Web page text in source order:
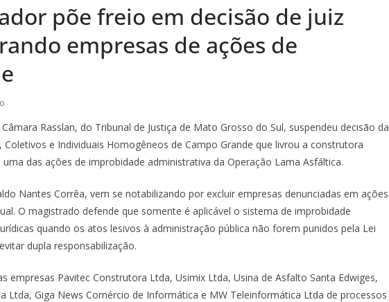
põe freio em decisão de juiz
empresas de ações de
Rasslan, do Tribunal de Justiça de Mato Grosso do Sul, suspendeu decisão da
Coletivos e Individuais Homogêneos de Campo Grande que livrou a construtora
uma das ações de improbidade administrativa da Operação Lama Asfáltica.
Nantes Corrêa, vem se notabilizando por excluir empresas denunciadas em ações
O magistrado defende que somente é aplicável o sistema de improbidade
quando os atos lesivos à administração pública não forem punidos pela Lei
dupla responsabilização.
empresas Pavitec Construtora Ltda, Usimix Ltda, Usina de Asfalto Santa Edwiges,
Ltda, Giga News Comércio de Informática e MW Teleinformática Ltda de processos